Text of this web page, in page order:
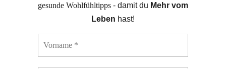
gesunde Wohlfühltipps- damit du Mehr vom
Leben hast!